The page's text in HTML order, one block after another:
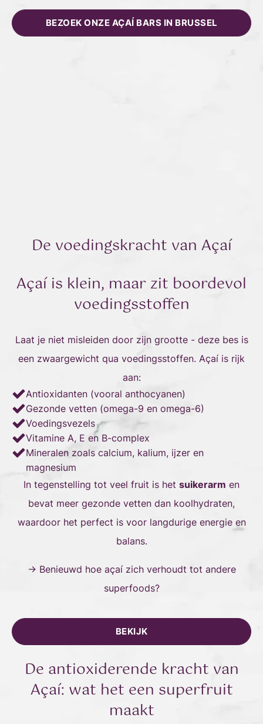
BEZOEK ONZE AÇAÍ BARS IN BRUSSEL
De voedingskracht van Açaí
Açaí is klein, maar zit boordevol
voedingsstoffen
Laat je niet misleiden door zijn grootte - deze bes is
een zwaargewicht qua voedingsstoffen. Açaí is rijk
aan:
Antioxidanten (vooral anthocyanen)
Gezonde vetten (omega-9 en omega-6)
Voedingsvezels
Vitamine A, E en B-complex
Mineralen zoals calcium, kalium, ijzer en
magnesium
In tegenstelling tot veel fruit is het suikerarm en
bevat meer gezonde vetten dan koolhydraten,
waardoor het perfect is voor langdurige energie en
balans.
→ Benieuwd hoe açaí zich verhoudt tot andere
superfoods?
BEKIJK
De antioxiderende kracht van
Açaí: wat het een superfruit
maakt